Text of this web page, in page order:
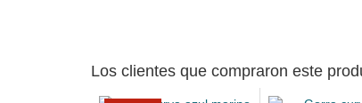
Los clientes que compraron este